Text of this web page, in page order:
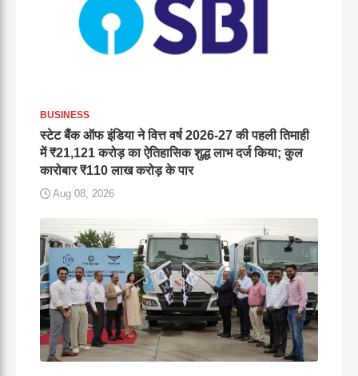
BUSINESS
स्टेट बैंक ऑफ इंडिया ने वित्त वर्ष 2026-27 की पहली तिमाही
में ₹21,121 करोड़ का ऐतिहासिक शुद्ध लाभ दर्ज किया; कुल
कारोबार ₹110 लाख करोड़ के पार
Aug 08, 2026